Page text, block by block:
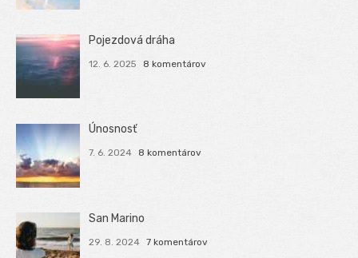
Pojezdová dráha
12. 6. 2025 8 komentárov
Únosnosť
7. 6. 2024 8 komentárov
San Marino
29. 8. 2024 7 komentárov